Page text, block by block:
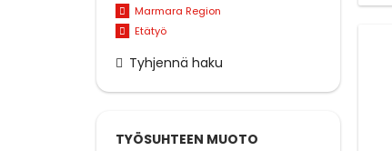
Marmara Region
Etätyö
Tyhjennä haku
TYÖSUHTEEN MUOTO